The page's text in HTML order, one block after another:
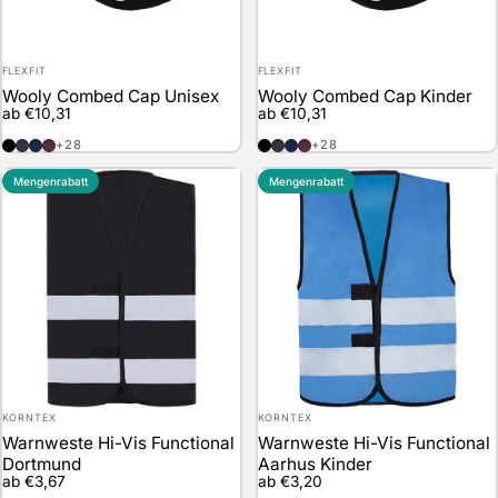
Anbieter:
FLEXFIT
Wooly Combed Cap Unisex
ab €10,31
Black
Dark Navy
Navy
Maroon
+28
Anbieter:
FLEXFIT
Wooly Combed Cap Kinder
ab €10,31
Black
Dark Navy
Navy
Maroon
+28
Mengenrabatt
Anbieter:
KORNTEX
Warnweste Hi-Vis Functional
Dortmund
ab €3,67
Mengenrabatt
Anbieter:
KORNTEX
Warnweste Hi-Vis Functional
Aarhus Kinder
ab €3,20